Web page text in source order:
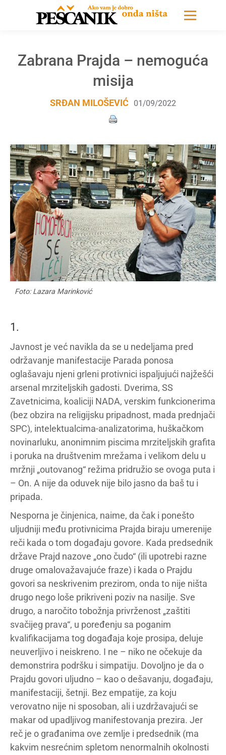
Zabrana Prajda – nemoguća
misija
SRĐAN MILOŠEVIĆ 01/09/2022
Foto: Lazara Marinković
1.
Javnost je već navikla da se u nedeljama pred
održavanje manifestacije Parada ponosa
oglašavaju njeni grleni protivnici ispaljujući najžešći
arsenal mrziteljskih gadosti. Dverima, SS
Zavetnicima, koaliciji NADA, verskim funkcionerima
(bez obzira na religijsku pripadnost, mada prednjači
SPC), intelektualcima-analizatorima, huškačkom
novinarluku, anonimnim piscima mrziteljskih grafita
i poruka na društvenim mrežama i velikom delu u
mržnji „outovanog“ režima pridružio se ovoga puta i
– On. A nije da oduvek nije bilo jasno da baš tu i
pripada.
Nesporna je činjenica, naime, da čak i ponešto
uljudniji među protivnicima Prajda biraju umerenije
reči kada o tom događaju govore. Kada predsednik
države Prajd nazove „ono čudo“ (ili upotrebi razne
druge omalovažavajuće fraze) i kada o Prajdu
govori sa neskrivenim prezirom, onda to nije ništa
drugo nego loše prikriveni poziv na nasilje. Sve
drugo, a naročito tobožnja privrženost „zaštiti
svačijeg prava“, u poređenju sa poganim
kvalifikacijama tog događaja koje prosipa, deluje
neuverljivo i neiskreno. I ne – niko ne očekuje da
demonstrira podršku i simpatiju. Dovoljno je da o
Prajdu govori uljudno – kao o dešavanju, događaju,
manifestaciji, šetnji. Bez empatije, za koju
verovatno nije ni sposoban, ali i uzdržavajući se
makar od upadljivog manifestovanja prezira. Jer
reč je o građanima ove zemlje i predsednik (ma
kakvim nesrećnim spletom nenormalnih okolnosti